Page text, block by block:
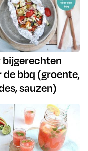
bijgerechten
de bbq (groente,
sauzen)